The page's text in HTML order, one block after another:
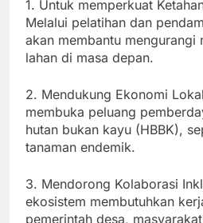
1. Untuk memperkuat
Melalui pelatihan dan
akan membantu mengurangi
lahan di masa depan.
2. Mendukung Ekonomi
membuka peluang
hutan bukan kayu (HBBK),
tanaman endemik.
3. Mendorong Kolaborasi
ekosistem membutuhkan
pemerintah desa,